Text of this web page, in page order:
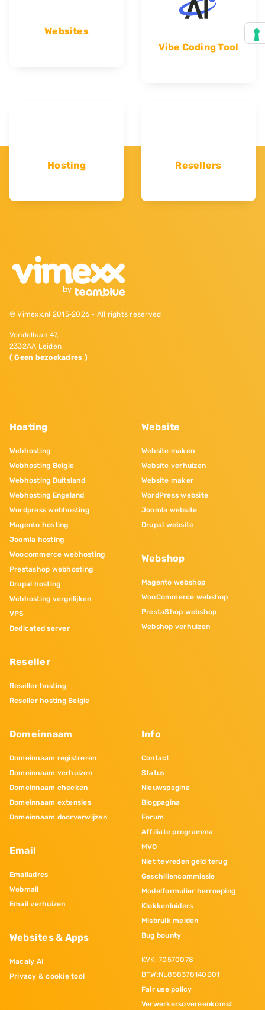
Websites
Vibe Coding Tool
Hosting Resellers
© Vimexx.nl 2015‐2026 - All rights reserved
Vondellaan 47,
2332AA Leiden
( Geen bezoekadres )
Hosting
Webhosting
Webhosting Belgie
Webhosting Duitsland
Webhosting Engeland
Wordpress webhosting
Magento hosting
Joomla hosting
Woocommerce webhosting
Prestashop webhosting
Drupal hosting
Webhosting vergelijken
VPS
Dedicated server
Reseller
Reseller hosting
Reseller hosting Belgie
Website
Website maken
Website verhuizen
Website maker
WordPress website
Joomla website
Drupal website
Webshop
Magento webshop
WooCommerce webshop
PrestaShop webshop
Webshop verhuizen
Domeinnaam
Domeinnaam registreren
Domeinnaam verhuizen
Domeinnaam checken
Domeinnaam extensies
Domeinnaam doorverwijzen
Email
Emailadres
Webmail
Email verhuizen
Websites & Apps
Macaly AI
Privacy & cookie tool
Info
Contact
Status
Nieuwspagina
Blogpagina
Forum
Affiliate programma
MVO
Niet tevreden geld terug
Geschillencommissie
Modelformulier herroeping
Klokkenluiders
Misbruik melden
Bug bounty
KVK: 70570078
BTW:NL858378140B01
Fair use policy
Verwerkersovereenkomst